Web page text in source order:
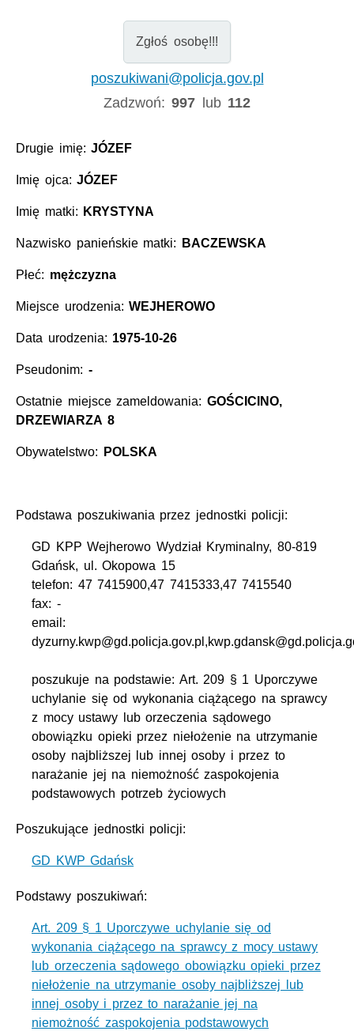
Zgłoś osobę!!!
poszukiwani@policja.gov.pl
Zadzwoń:997 lub 112
Drugie imię:JÓZEF
Imię ojca:JÓZEF
Imię matki: KRYSTYNA
Nazwisko panieńskie matki: BACZEWSKA
Płeć: mężczyzna
Miejsce urodzenia:WEJHEROWO
Data urodzenia: 1975-10-26
Pseudonim: -
Ostatnie miejsce zameldowania: GOŚCICINO,
DRZEWIARZA 8
Obywatelstwo: POLSKA
Podstawa poszukiwania przez jednostki policji:
GD KPP Wejherowo Wydział Kryminalny, 80-819
Gdańsk, ul. Okopowa 15
telefon: 47 7415900,47 7415333,47 7415540
fax: -
email:
poszukuje na podstawie: Art. 209 § 1 Uporczywe
uchylanie się od wykonania ciążącego na sprawcy
z mocy ustawy lub orzeczenia sądowego
obowiązku opieki przez niełożenie na utrzymanie
osoby najbliższej lub innej osoby i przez to
narażanie jej na niemożność zaspokojenia
podstawowych potrzeb życiowych
Poszukujące jednostki policji:
GD KWP Gdańsk
Podstawy poszukiwań:
Art. 209 § 1 Uporczywe uchylanie się od
wykonania ciążącego na sprawcy z mocy ustawy
lub orzeczenia sądowego obowiązku opieki przez
niełożenie na utrzymanie osoby najbliższej lub
innej osoby i przez to narażanie jej na
niemożność zaspokojenia podstawowych